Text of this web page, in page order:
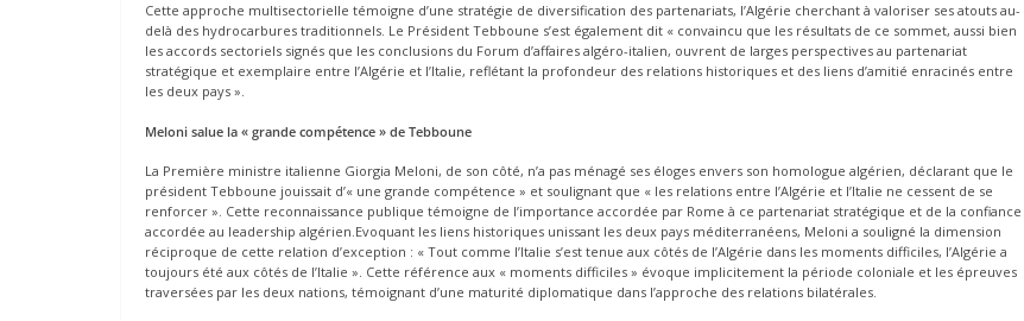
Cette approche multisectorielle témoigne d’une stratégie de diversification des partenariats, l’Algérie cherchant à valoriser ses atouts au-
delà des hydrocarbures traditionnels. Le Président Tebboune s’est également dit « convaincu que les résultats de ce sommet, aussi bien
les accords sectoriels signés que les conclusions du Forum d’affaires algéro-italien, ouvrent de larges perspectives au partenariat
stratégique et exemplaire entre l’Algérie et l’Italie, reflétant la profondeur des relations historiques et des liens d’amitié enracinés entre
les deux pays ».
Meloni salue la « grande compétence » de Tebboune
La Première ministre italienne Giorgia Meloni, de son côté, n’a pas ménagé ses éloges envers son homologue algérien, déclarant que le
président Tebboune jouissait d’« une grande compétence » et soulignant que « les relations entre l’Algérie et l’Italie ne cessent de se
renforcer ». Cette reconnaissance publique témoigne de l’importance accordée par Rome à ce partenariat stratégique et de la confiance
accordée au leadership algérien.Evoquant les liens historiques unissant les deux pays méditerranéens, Meloni a souligné la dimension
réciproque de cette relation d’exception : « Tout comme l’Italie s’est tenue aux côtés de l’Algérie dans les moments difficiles, l’Algérie a
toujours été aux côtés de l’Italie ». Cette référence aux « moments difficiles » évoque implicitement la période coloniale et les épreuves
traversées par les deux nations, témoignant d’une maturité diplomatique dans l’approche des relations bilatérales.